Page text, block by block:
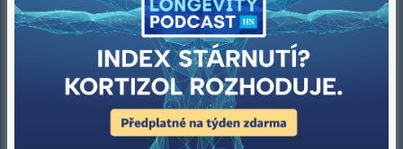
Tiráž redakce HN
Ochrana osobních údajů
Prohlášení o cookies
Nastavení soukromí